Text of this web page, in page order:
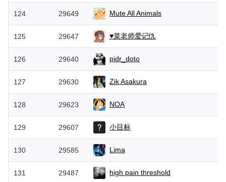
124 29649 Mute All Animals
125 29647 ♥菜老师爱记仇
126 29640 pidr_doto
127 29630 Zik Asakura
128 29623 NOA
129 29607 小目标
130 29585 Lima
131 29487 high pain threshold